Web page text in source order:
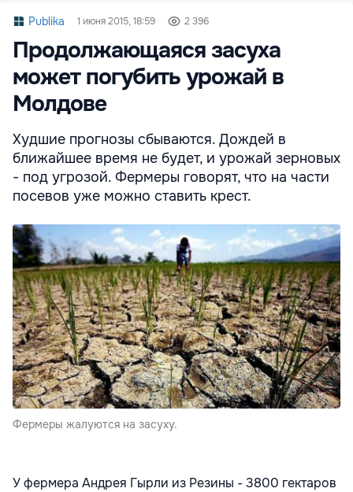
Publika 1 июня 2015, 18:59 2 396
Продолжающаяся засуха
может погубить урожай в
Молдове
Худшие прогнозы сбываются. Дождей в
ближайшее время не будет, и урожай зерновых
- под угрозой. Фермеры говорят, что на части
посевов уже можно ставить крест.
Фермеры жалуются на засуху.
У фермера Андрея Гырли из Резины - 3800 гектаров